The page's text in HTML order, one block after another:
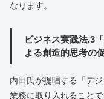
なります。
ビジネス実践法.3
よる創造的思考の
内田氏が提唱する「デ
業務に取り入れること